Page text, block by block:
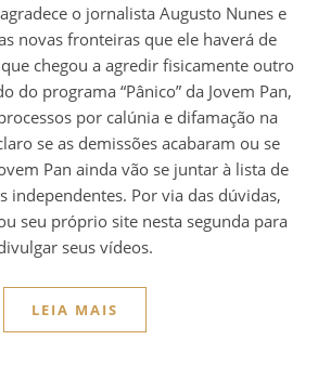
o jornalista Augusto Nunes e
novas fronteiras que ele haverá de
chegou a agredir fisicamente outro
do programa “Pânico” da Jovem Pan,
por calúnia e difamação na
se as demissões acabaram ou se
Pan ainda vão se juntar à lista de
independentes. Por via das dúvidas,
seu próprio site nesta segunda para
seus vídeos.
LEIA MAIS